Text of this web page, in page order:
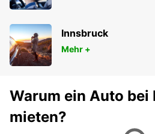
Innsbruck
Mehr +
Warum ein Auto bei
mieten?